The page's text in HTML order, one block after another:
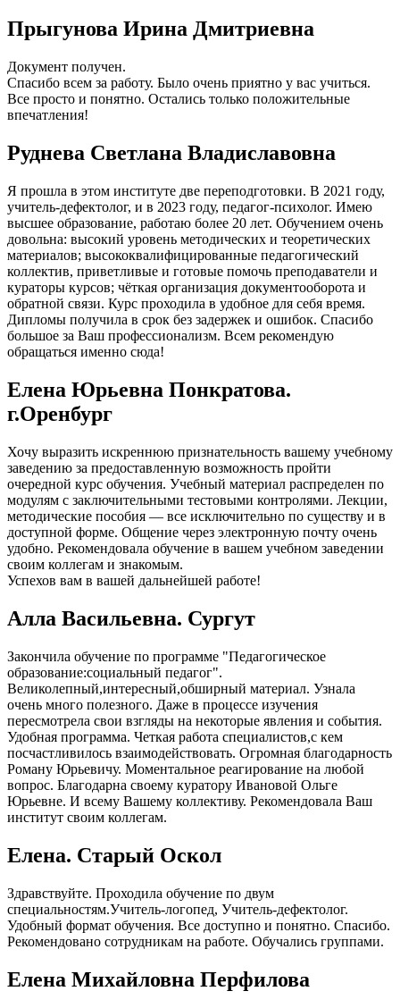
Прыгунова Ирина Дмитриевна
Документ получен.
Спасибо всем за работу. Было очень приятно у вас учиться.
Все просто и понятно. Остались только положительные
впечатления!
Руднева Светлана Владиславовна
Я прошла в этом институте две переподготовки. В 2021 году,
учитель-дефектолог, и в 2023 году, педагог-психолог. Имею
высшее образование, работаю более 20 лет. Обучением очень
довольна: высокий уровень методических и теоретических
материалов; высококвалифицированные педагогический
коллектив, приветливые и готовые помочь преподаватели и
кураторы курсов; чёткая организация документооборота и
обратной связи. Курс проходила в удобное для себя время.
Дипломы получила в срок без задержек и ошибок. Спасибо
большое за Ваш профессионализм. Всем рекомендую
обращаться именно сюда!
Елена Юрьевна Понкратова.
г.Оренбург
Хочу выразить искреннюю признательность вашему учебному
заведению за предоставленную возможность пройти
очередной курс обучения. Учебный материал распределен по
модулям с заключительными тестовыми контролями. Лекции,
методические пособия — все исключительно по существу и в
доступной форме. Общение через электронную почту очень
удобно. Рекомендовала обучение в вашем учебном заведении
своим коллегам и знакомым.
Успехов вам в вашей дальнейшей работе!
Алла Васильевна. Сургут
Закончила обучение по программе "Педагогическое
образование:социальный педагог".
Великолепный,интересный,обширный материал. Узнала
очень много полезного. Даже в процессе изучения
пересмотрела свои взгляды на некоторые явления и события.
Удобная программа. Четкая работа специалистов,с кем
посчастливилось взаимодействовать. Огромная благодарность
Роману Юрьевичу. Моментальное реагирование на любой
вопрос. Благодарна своему куратору Ивановой Ольге
Юрьевне. И всему Вашему коллективу. Рекомендовала Ваш
институт своим коллегам.
Елена. Старый Оскол
Здравствуйте. Проходила обучение по двум
специальностям.Учитель-логопед, Учитель-дефектолог.
Удобный формат обучения. Все доступно и понятно. Спасибо.
Рекомендовано сотрудникам на работе. Обучались группами.
Елена Михайловна Перфилова